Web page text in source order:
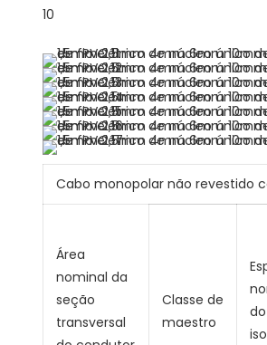
Cabo monopolar não revestido
Área
nominal da
seção
transversal
Classe de
maestro
do